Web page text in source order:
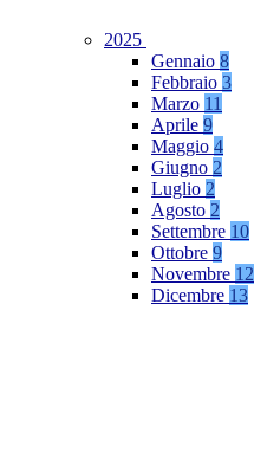
2025
Gennaio 8
Febbraio 3
Marzo 11
Aprile 9
Maggio 4
Giugno 2
Luglio 2
Agosto 2
Settembre 10
Ottobre 9
Novembre 12
Dicembre 13